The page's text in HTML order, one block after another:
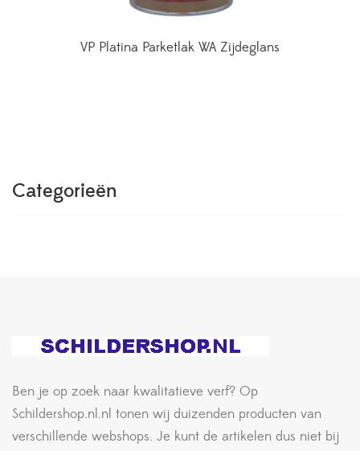
VP Platina Parketlak WA Zijdeglans
Categorieën
Ben je op zoek naar kwalitatieve verf? Op
Schildershop.nl.nl tonen wij duizenden producten van
verschillende webshops. Je kunt de artikelen dus niet bij